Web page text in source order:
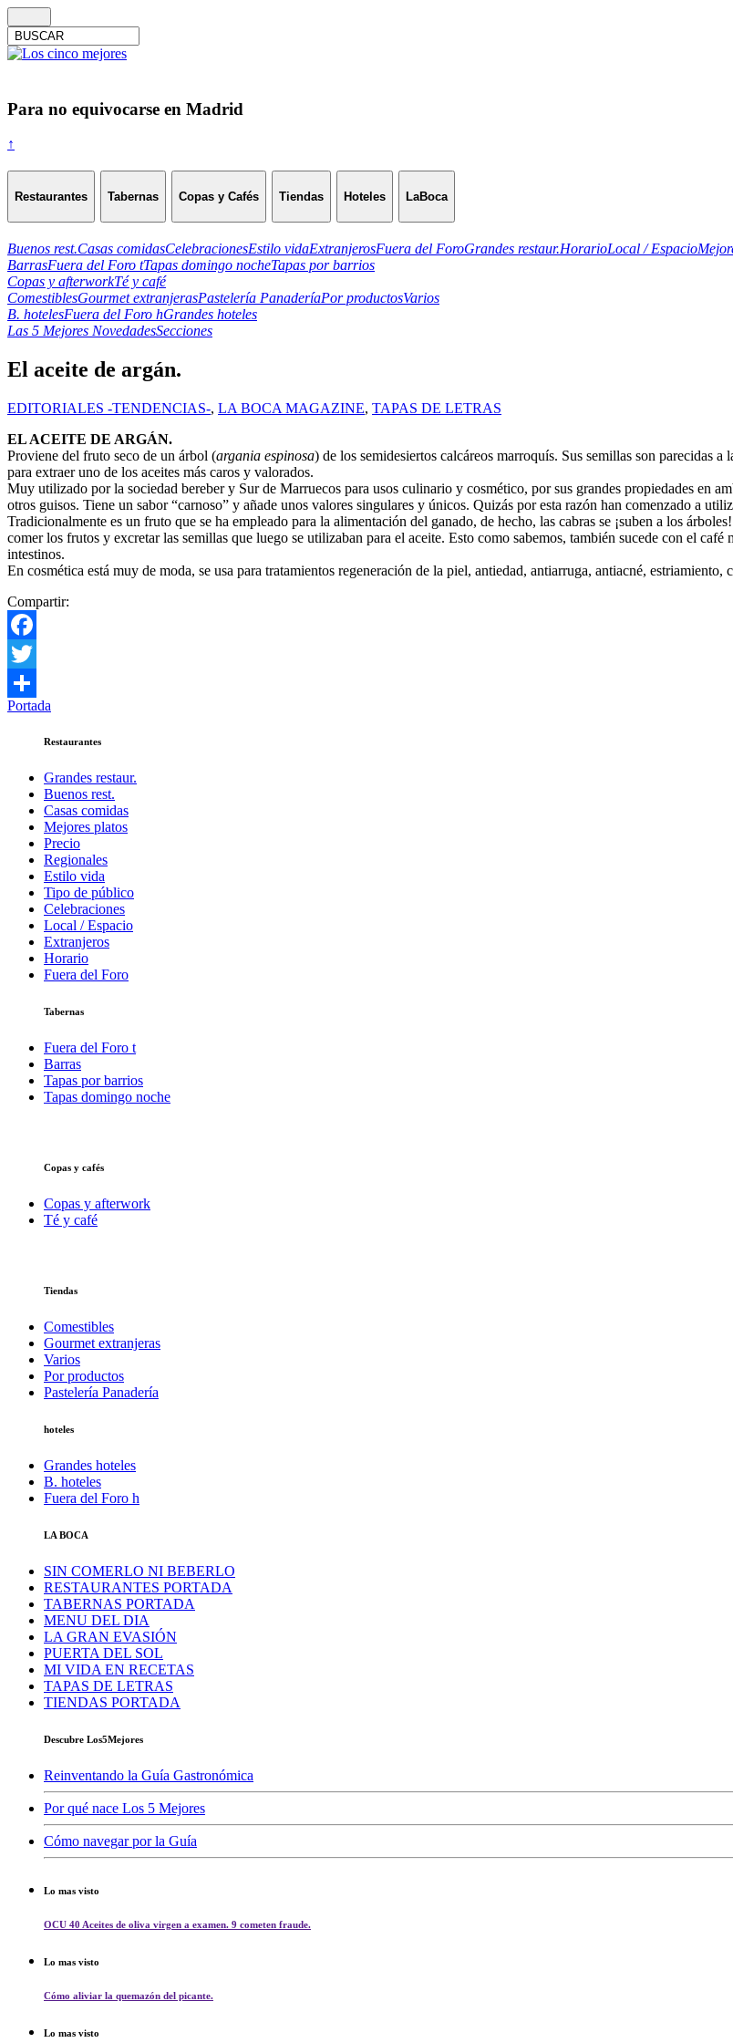
Para no equivocarse en Madrid
↑
Restaurantes Tabernas Copas y Cafés Tiendas Hoteles LaBoca
Buenos rest.Casas comidasCelebracionesEstilo vidaExtranjerosFuera del ForoGrandes restaur.HorarioLocal / Espacio
BarrasFuera del Foro tTapas domingo nocheTapas por barrios
Copas y afterworkTé y café
ComestiblesGourmet extranjerasPastelería PanaderíaPor productosVarios
B. hotelesFuera del Foro hGrandes hoteles
Las 5 Mejores NovedadesSecciones
El aceite de argán.
EDITORIALES -TENDENCIAS-, LA BOCA MAGAZINE, TAPAS DE LETRAS
EL ACEITE DE ARGÁN.
Proviene del fruto seco de un árbol (argania espinosa) de los semidesiertos calcáreos marroquís. Sus semillas son parecidas
para extraer uno de los aceites más caros y valorados.
Muy utilizado por la sociedad bereber y Sur de Marruecos para usos culinario y cosmético, por sus grandes propiedades en
otros guisos. Tiene un sabor “carnoso” y añade unos valores singulares y únicos. Quizás por esta razón han comenzado a
Tradicionalmente es un fruto que se ha empleado para la alimentación del ganado, de hecho, las cabras se ¡suben a los
comer los frutos y excretar las semillas que luego se utilizaban para el aceite. Esto como sabemos, también sucede con el
intestinos.
En cosmética está muy de moda, se usa para tratamientos regeneración de la piel, antiedad, antiarruga, antiacné,
Compartir:
Facebook
Twitter
Compartir
Portada
Restaurantes
Grandes restaur.
Buenos rest.
Casas comidas
Mejores platos
Precio
Regionales
Estilo vida
Tipo de público
Celebraciones
Local / Espacio
Extranjeros
Horario
Fuera del Foro
Tabernas
Fuera del Foro t
Barras
Tapas por barrios
Tapas domingo noche
Copas y cafés
Copas y afterwork
Té y café
Tiendas
Comestibles
Gourmet extranjeras
Varios
Por productos
Pastelería Panadería
hoteles
Grandes hoteles
B. hoteles
Fuera del Foro h
LA BOCA
SIN COMERLO NI BEBERLO
RESTAURANTES PORTADA
TABERNAS PORTADA
MENU DEL DIA
LA GRAN EVASIÓN
PUERTA DEL SOL
MI VIDA EN RECETAS
TAPAS DE LETRAS
TIENDAS PORTADA
Descubre Los5Mejores
Reinventando la Guía Gastronómica
Por qué nace Los 5 Mejores
Cómo navegar por la Guía
Lo mas visto
OCU 40 Aceites de oliva virgen a examen. 9 cometen fraude.
Lo mas visto
Cómo aliviar la quemazón del picante.
Lo mas visto